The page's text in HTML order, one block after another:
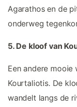
Agarathos en de
onderweg
5. De kloof van
Een andere
Kourtaliotis. De
wandelt langs de